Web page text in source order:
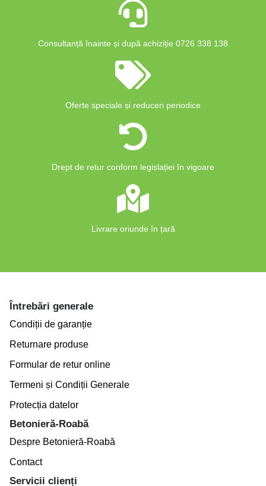
Consultanță înainte și după achiziție 0726 338 138
Oferte speciale și reduceri periodice
Drept de retur conform legislației în vigoare
Livrare oriunde în țară
Întrebări generale
Condiții de garanție
Returnare produse
Formular de retur online
Termeni și Condiții Generale
Protecția datelor
Betonieră-Roabă
Despre Betonieră-Roabă
Contact
Servicii clienți